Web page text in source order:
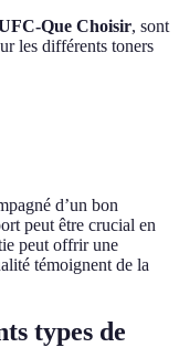
Que Choisir, sont
les différents toners
d’un bon
peut être crucial en
peut offrir une
témoignent de la
types de